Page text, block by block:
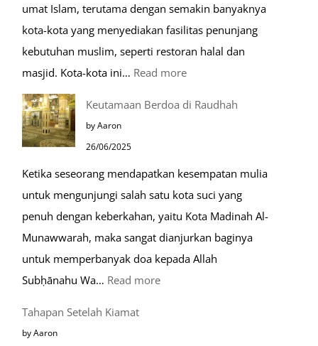
Nabawi
umat Islam, terutama dengan semakin banyaknya
kota-kota yang menyediakan fasilitas penunjang
kebutuhan muslim, seperti restoran halal dan
masjid. Kota-kota ini… Read more:
di
Eropa
Keutamaan Berdoa di Raudhah
by Aaron
26/06/2025
Ketika seseorang mendapatkan kesempatan mulia
untuk mengunjungi salah satu kota suci yang
penuh dengan keberkahan, yaitu Kota Madinah Al-
Munawwarah, maka sangat dianjurkan baginya
untuk memperbanyak doa kepada Allah
Subḥānahu Wa… Read more:
Tahapan Setelah Kiamat
by Aaron